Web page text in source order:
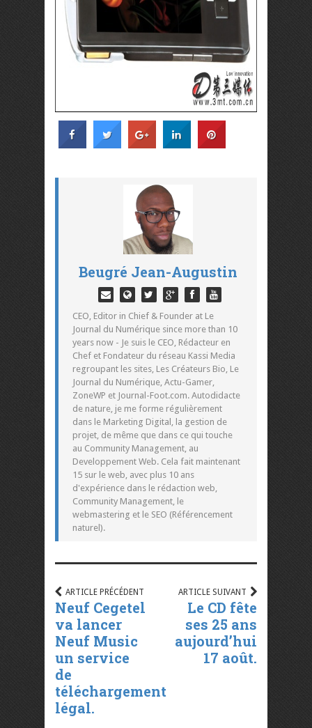
Beugré Jean-Augustin
CEO, Editor in Chief & Founder at Le
Journal du Numérique since more than 10
years now - Je suis le CEO, Rédacteur en
Chef et Fondateur du réseau Kassi Media
regroupant les sites, Les Créateurs Bio, Le
Journal du Numérique, Actu-Gamer,
ZoneWP et Journal-Foot.com. Autodidacte
de nature, je me forme régulièrement
dans le Marketing Digital, la gestion de
projet, de même que dans ce qui touche
au Community Management, au
Developpement Web. Cela fait maintenant
15 sur le web, avec plus 10 ans
d'expérience dans le rédaction web,
Community Management, le
webmastering et le SEO (Référencement
naturel).
ARTICLE PRÉCÉDENT
Neuf Cegetel
va lancer
Neuf Music
un service
de
téléchargement
légal.
ARTICLE SUIVANT
Le CD fête
ses 25 ans
aujourd’hui
17 août.